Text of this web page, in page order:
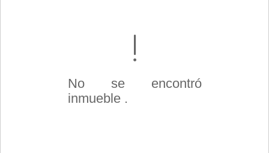
No se encontró
inmueble .